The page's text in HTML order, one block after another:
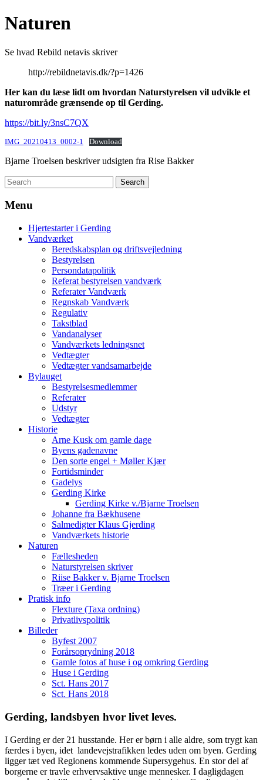
Naturen
Se hvad Rebild netavis skriver
http://rebildnetavis.dk/?p=1426
Her kan du læse lidt om hvordan Naturstyrelsen vil udvikle et
naturområde grænsende op til Gerding.
https://bit.ly/3nsC7QX
IMG_20210413_0002-1 Download
Bjarne Troelsen beskriver udsigten fra Rise Bakker
Menu
Hjertestarter i Gerding
Vandværket
Beredskabsplan og driftsvejledning
Bestyrelsen
Persondatapolitik
Referat bestyrelsen vandværk
Referater Vandværk
Regnskab Vandværk
Regulativ
Takstblad
Vandanalyser
Vandværkets ledningsnet
Vedtægter
Vedtægter vandsamarbejde
Bylauget
Bestyrelsesmedlemmer
Referater
Udstyr
Vedtægter
Historie
Arne Kusk om gamle dage
Byens gadenavne
Den sorte engel + Møller Kjær
Fortidsminder
Gadelys
Gerding Kirke
Gerding Kirke v./Bjarne Troelsen
Johanne fra Bækhusene
Salmedigter Klaus Gjerding
Vandværkets historie
Naturen
Fællesheden
Naturstyrelsen skriver
Riise Bakker v. Bjarne Troelsen
Træer i Gerding
Pratisk info
Flexture (Taxa ordning)
Privatlivspolitik
Billeder
Byfest 2007
Forårsoprydning 2018
Gamle fotos af huse i og omkring Gerding
Huse i Gerding
Sct. Hans 2017
Sct. Hans 2018
Gerding, landsbyen hvor livet leves.
I Gerding er der 21 husstande. Her er børn i alle aldre, som trygt kan
færdes i byen, idet landevejstrafikken ledes uden om byen. Gerding
ligger tæt ved Regionens kommende Supersygehus. En stor del af
borgerne er travle erhvervsaktive unge mennesker. I dagligdagen